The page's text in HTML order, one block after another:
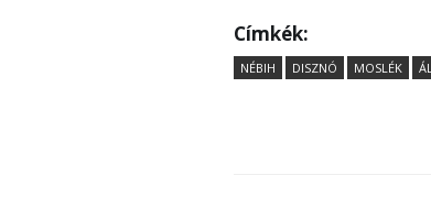
Címkék:
NÉBIH DISZNÓ MOSLÉK